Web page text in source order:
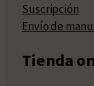
Suscripción
Envío de
Tienda